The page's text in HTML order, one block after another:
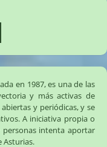
en 1987, es una de las
y más activas de
y periódicas, y se
A iniciativa propia o
personas intenta aportar
Asturias.